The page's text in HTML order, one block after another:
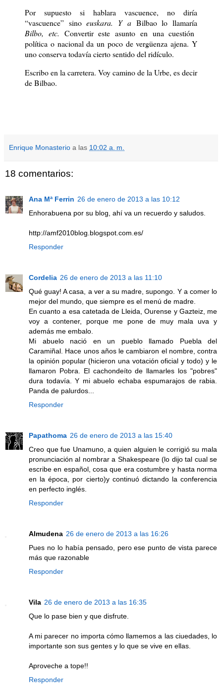
Por supuesto si hablara vascuence, no diría
“vascuence” sinoeuskara. Y a Bilbao lo llamaría
Bilbo, etc. Convertir este asunto en una cuestión
política o nacional da un poco de vergüenza ajena. Y
uno conserva todavía cierto sentido del ridículo.
Escribo en la carretera. Voy camino de la Urbe, es decir
de Bilbao.
Enrique Monasterio a las 10:02 a. m.
18 comentarios:
Ana Mª Ferrin 26 de enero de 2013 a las 10:12
Enhorabuena por su blog, ahí va un recuerdo y saludos.
http://amf2010blog.blogspot.com.es/
Responder
Cordelia 26 de enero de 2013 a las 11:10
Qué guay! A casa, a ver a su madre, supongo. Y a comer lo
mejor del mundo, que siempre es el menú de madre.
En cuanto a esa catetada de Lleida, Ourense y Gazteiz, me
voy a contener, porque me pone de muy mala uva y
además me embalo.
Mi abuelo nació en un pueblo llamado Puebla del
Caramiñal. Hace unos años le cambiaron el nombre, contra
la opinión popular (hicieron una votación oficial y todo) y le
llamaron Pobra. El cachondeíto de llamarles los "pobres"
dura todavía. Y mi abuelo echaba espumarajos de rabia.
Panda de palurdos...
Responder
Papathoma 26 de enero de 2013 a las 15:40
Creo que fue Unamuno, a quien alguien le corrigió su mala
pronunciación al nombrar a Shakespeare (lo dijo tal cual se
escribe en español, cosa que era costumbre y hasta norma
en la época, por cierto)y continuó dictando la conferencia
en perfecto inglés.
Responder
Almudena 26 de enero de 2013 a las 16:26
Pues no lo había pensado, pero ese punto de vista parece
más que razonable
Responder
Vila 26 de enero de 2013 a las 16:35
Que lo pase bien y que disfrute.
A mi parecer no importa cómo llamemos a las ciuedades, lo
importante son sus gentes y lo que se vive en ellas.
Aproveche a tope!!
Responder